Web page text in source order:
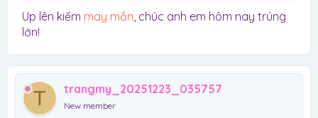
Up lên kiếm may mắn, chúc anh em hôm nay trúng
lớn!
T trangmy_20251223_035757
New member